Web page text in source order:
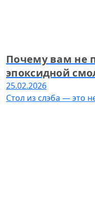
Почему вам не
эпоксидной
25.02.2026
Стол из слэба — это